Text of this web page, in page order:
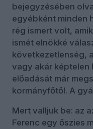
bejegyzésében
egyébként minden
rég ismert volt,
ismét elnökké
következetlenség,
vagy akár képtelen
előadását már
kormányfőtől. A
Mert valljuk be: az
Ferenc egy őszies